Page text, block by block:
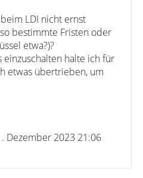
LDI nicht ernst
bestimmte Fristen oder
etwa?)?
einzuschalten halte ich für
etwas übertrieben, um
Dezember 2023 21:06